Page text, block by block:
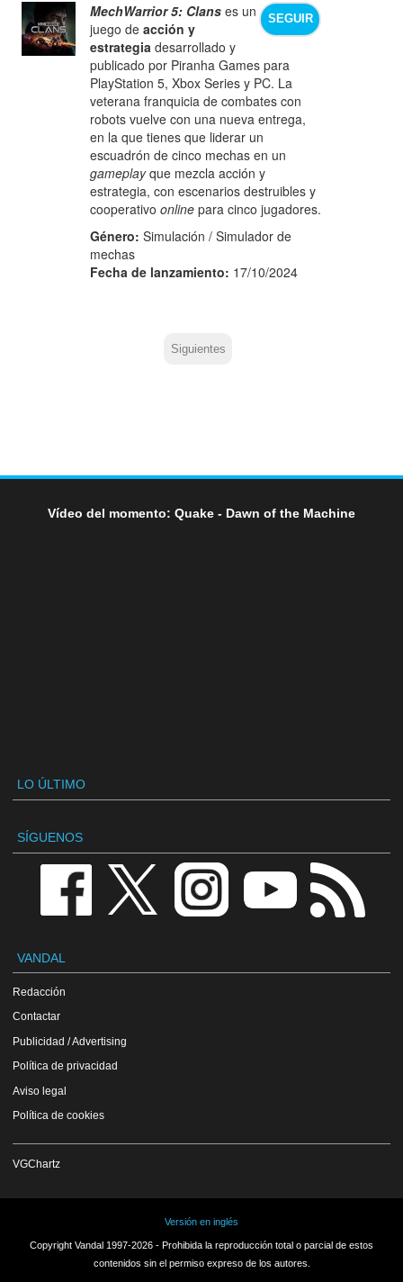
SEGUIR
MechWarrior 5: Clans es un
juego deacción y
estrategia desarrollado y
publicado por Piranha Games para
PlayStation 5, Xbox Series y PC. La
veterana franquicia de combates con
robots vuelve con una nueva entrega,
en la que tienes que liderar un
escuadrón de cinco mechas en un
gameplayque mezcla acción y
estrategia, con escenarios destruibles y
cooperativoonline para cinco jugadores.
Género: Simulación / Simulador de
mechas
Fecha de lanzamiento: 17/10/2024
Siguientes
Vídeo del momento: Quake - Dawn of the Machine
LO ÚLTIMO
SÍGUENOS
VANDAL
Redacción
Contactar
Publicidad / Advertising
Política de privacidad
Aviso legal
Política de cookies
VGChartz
Versión en inglés
Copyright Vandal 1997-2026 - Prohibida la reproducción total o parcial de estos
contenidos sin el permiso expreso de los autores.